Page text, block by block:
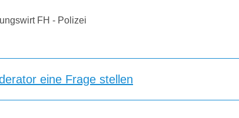
FH - Polizei
eine Frage stellen